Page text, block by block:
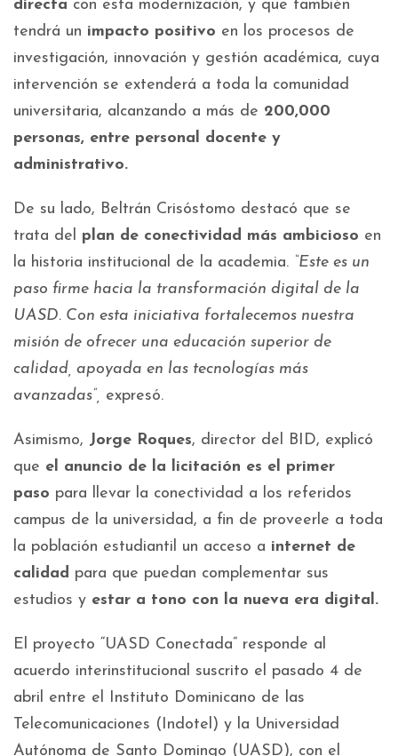
directa con esta modernización, y que también
tendrá un impacto positivo en los procesos de
investigación, innovación y gestión académica, cuya
intervención se extenderá a toda la comunidad
universitaria, alcanzando a más de 200,000
personas, entre personal docente y
administrativo.
De su lado, Beltrán Crisóstomo destacó que se
trata del plan de conectividad más ambicioso en
la historia institucional de la academia. “Este es un
paso firme hacia la transformación digital de la
UASD. Con esta iniciativa fortalecemos nuestra
misión de ofrecer una educación superior de
calidad, apoyada en las tecnologías más
avanzadas”, expresó.
Asimismo, Jorge Roques, director del BID, explicó
que el anuncio de la licitación es el primer
paso para llevar la conectividad a los referidos
campus de la universidad, a fin de proveerle a toda
la población estudiantil un acceso a internet de
calidad para que puedan complementar sus
estudios y estar a tono con la nueva era digital.
El proyecto “UASD Conectada” responde al
acuerdo interinstitucional suscrito el pasado 4 de
abril entre el Instituto Dominicano de las
Telecomunicaciones (Indotel) y la Universidad
Autónoma de Santo Domingo (UASD), con el